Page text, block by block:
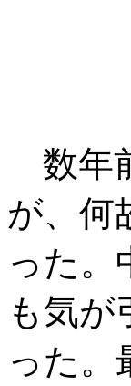
数年
が、何
った。
も気が
った。